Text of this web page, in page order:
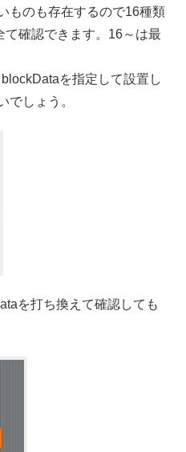
ものも存在するので16種類
確認できます。16～は最
を指定して設置し
でしょう。
を打ち換えて確認しても